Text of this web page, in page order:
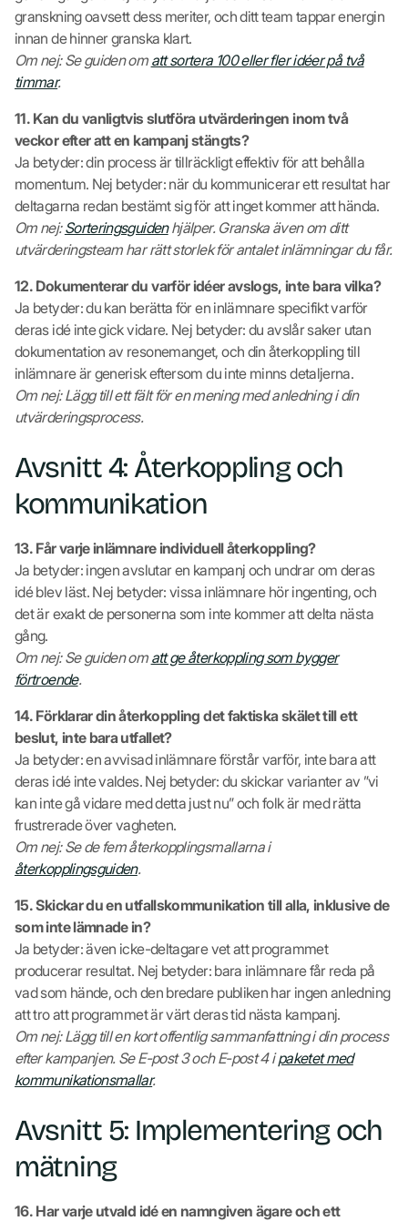
granskning oavsett dess meriter, och ditt team tappar energin
innan de hinner granska klart.
Om nej: Se guiden om att sortera 100 eller fler idéer på två
timmar.
11. Kan du vanligtvis slutföra utvärderingen inom två
veckor efter att en kampanj stängts?
Ja betyder: din process är tillräckligt effektiv för att behålla
momentum. Nej betyder: när du kommunicerar ett resultat har
deltagarna redan bestämt sig för att inget kommer att hända.
Om nej:Sorteringsguidenhjälper. Granska även om ditt
utvärderingsteam har rätt storlek för antalet inlämningar du får.
12. Dokumenterar du varför idéer avslogs, inte bara vilka?
Ja betyder: du kan berätta för en inlämnare specifikt varför
deras idé inte gick vidare. Nej betyder: du avslår saker utan
dokumentation av resonemanget, och din återkoppling till
inlämnare är generisk eftersom du inte minns detaljerna.
Om nej: Lägg till ett fält för en mening med anledning i din
utvärderingsprocess.
Avsnitt 4: Återkoppling och
kommunikation
13. Får varje inlämnare individuell återkoppling?
Ja betyder: ingen avslutar en kampanj och undrar om deras
idé blev läst. Nej betyder: vissa inlämnare hör ingenting, och
det är exakt de personerna som inte kommer att delta nästa
gång.
Om nej: Se guiden om att ge återkoppling som bygger
förtroende.
14. Förklarar din återkoppling det faktiska skälet till ett
beslut, inte bara utfallet?
Ja betyder: en avvisad inlämnare förstår varför, inte bara att
deras idé inte valdes. Nej betyder: du skickar varianter av ”vi
kan inte gå vidare med detta just nu” och folk är med rätta
frustrerade över vagheten.
Om nej: Se de fem återkopplingsmallarna i
återkopplingsguiden.
15. Skickar du en utfallskommunikation till alla, inklusive de
som inte lämnade in?
Ja betyder: även icke-deltagare vet att programmet
producerar resultat. Nej betyder: bara inlämnare får reda på
vad som hände, och den bredare publiken har ingen anledning
att tro att programmet är värt deras tid nästa kampanj.
Om nej: Lägg till en kort offentlig sammanfattning i din process
efter kampanjen. Se E-post 3 och E-post 4 ipaketet med
kommunikationsmallar.
Avsnitt 5: Implementering och
mätning
16. Har varje utvald idé en namngiven ägare och ett